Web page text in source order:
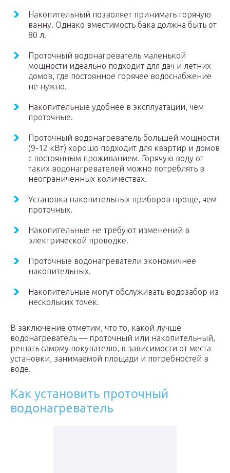
Накопительный позволяет принимать горячую
ванну. Однако вместимость бака должна быть от
80 л.
Проточный водонагреватель маленькой
мощности идеально подходит для дач и летних
домов, где постоянное горячее водоснабжение
не нужно.
Накопительные удобнее в эксплуатации, чем
проточные.
Проточный водонагреватель большей мощности
(9-12 кВт) хорошо подходит для квартир и домов
с постоянным проживанием. Горячую воду от
таких водонагревателей можно потреблять в
неограниченных количествах.
Установка накопительных приборов проще, чем
проточных.
Накопительные не требуют изменений в
электрической проводке.
Проточные водонагреватели экономичнее
накопительных.
Накопительные могут обслуживать водозабор из
нескольких точек.
В заключение отметим, что то, какой лучше
водонагреватель — проточный или накопительный,
решать самому покупателю, в зависимости от места
установки, занимаемой площади и потребностей в
воде.
Как установить проточный
водонагреватель